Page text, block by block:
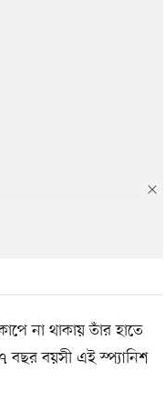
না থাকায় তাঁর হাতে
বয়সী এই স্প্যানিশ